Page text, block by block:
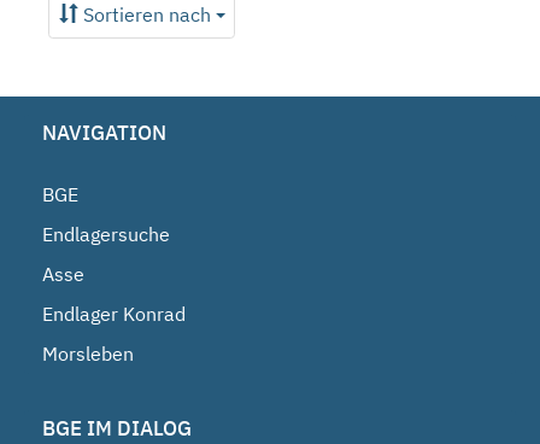
Sortieren nach
NAVIGATION
BGE
Endlagersuche
Asse
Endlager Konrad
Morsleben
BGE IM DIALOG